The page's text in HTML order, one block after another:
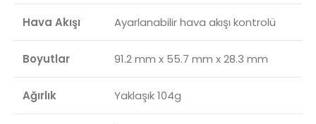
Hava Akışı Ayarlanabilir hava akışı kontrolü
Boyutlar 91.2 mm x 55.7 mm x 28.3 mm
Ağırlık Yaklaşık 104g